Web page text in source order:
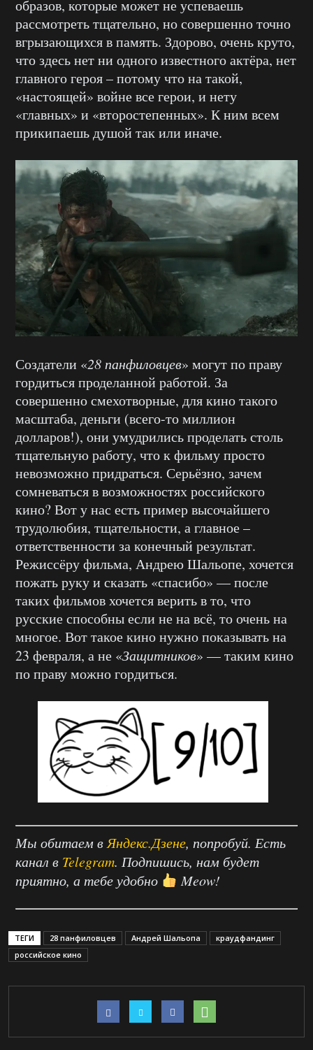
образов, которые может не успеваешь
рассмотреть тщательно, но совершенно точно
вгрызающихся в память. Здорово, очень круто,
что здесь нет ни одного известного актёра, нет
главного героя – потому что на такой,
«настоящей» войне все герои, и нету
«главных» и «второстепенных». К ним всем
прикипаешь душой так или иначе.
Создатели «28 панфиловцев» могут по праву
гордиться проделанной работой. За
совершенно смехотворные, для кино такого
масштаба, деньги (всего-то миллион
долларов!), они умудрились проделать столь
тщательную работу, что к фильму просто
невозможно придраться. Серьёзно, зачем
сомневаться в возможностях российского
кино? Вот у нас есть пример высочайшего
трудолюбия, тщательности, а главное –
ответственности за конечный результат.
Режиссёру фильма, Андрею Шальопе, хочется
пожать руку и сказать «спасибо» — после
таких фильмов хочется верить в то, что
русские способны если не на всё, то очень на
многое. Вот такое кино нужно показывать на
23 февраля, а не «Защитников» — таким кино
по праву можно гордиться.
Мы обитаем в Яндекс.Дзене, попробуй. Есть
канал в Telegram. Подпишись, нам будет
приятно, а тебе удобно
Meow!
ТЕГИ 28 панфиловцев Андрей Шальопа
краудфандинг
российское кино